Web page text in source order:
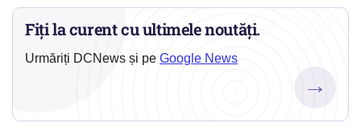
Fiți la curent cu ultimele noutăți.
Urmăriți DCNews și pe Google News
→